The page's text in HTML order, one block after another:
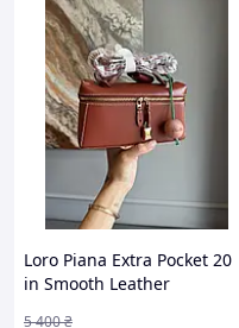
Loro Piana Extra Pocket 20
in Smooth Leather
5 400₴